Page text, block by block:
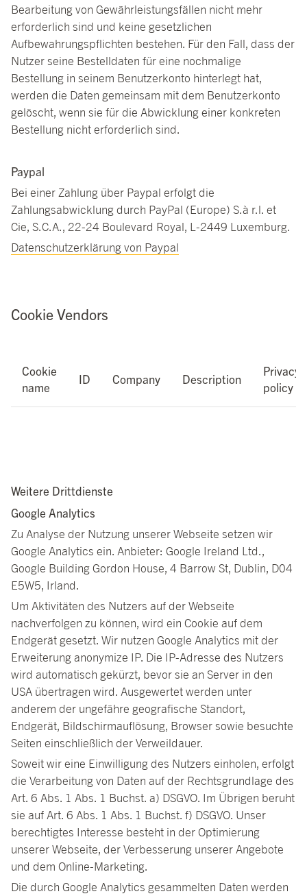
Bearbeitung von Gewährleistungsfällen nicht mehr
erforderlich sind und keine gesetzlichen
Aufbewahrungspflichten bestehen. Für den Fall, dass der
Nutzer seine Bestelldaten für eine nochmalige
Bestellung in seinem Benutzerkonto hinterlegt hat,
werden die Daten gemeinsam mit dem Benutzerkonto
gelöscht, wenn sie für die Abwicklung einer konkreten
Bestellung nicht erforderlich sind.
Paypal
Bei einer Zahlung über Paypal erfolgt die
Zahlungsabwicklung durch PayPal (Europe) S.à r.l. et
Cie, S.C.A., 22-24 Boulevard Royal, L-2449 Luxemburg.
Datenschutzerklärung von Paypal
Cookie Vendors
Cookie
name
ID Company Description
Privacy
policy
Weitere Drittdienste
Google Analytics
Zu Analyse der Nutzung unserer Webseite setzen wir
Google Analytics ein. Anbieter: Google Ireland Ltd.,
Google Building Gordon House, 4 Barrow St, Dublin, D04
E5W5, Irland.
Um Aktivitäten des Nutzers auf der Webseite
nachverfolgen zu können, wird ein Cookie auf dem
Endgerät gesetzt. Wir nutzen Google Analytics mit der
Erweiterung anonymize IP. Die IP-Adresse des Nutzers
wird automatisch gekürzt, bevor sie an Server in den
USA übertragen wird. Ausgewertet werden unter
anderem der ungefähre geografische Standort,
Endgerät, Bildschirmauflösung, Browser sowie besuchte
Seiten einschließlich der Verweildauer.
Soweit wir eine Einwilligung des Nutzers einholen, erfolgt
die Verarbeitung von Daten auf der Rechtsgrundlage des
Art. 6 Abs. 1 Abs. 1 Buchst. a) DSGVO. Im Übrigen beruht
sie auf Art. 6 Abs. 1 Abs. 1 Buchst. f) DSGVO. Unser
berechtigtes Interesse besteht in der Optimierung
unserer Webseite, der Verbesserung unserer Angebote
und dem Online-Marketing.
Die durch Google Analytics gesammelten Daten werden